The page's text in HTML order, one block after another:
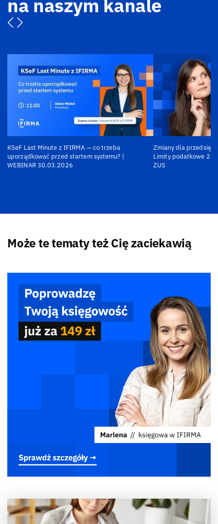
na naszym kanale
KSeF Last Minute z IFIRMA — co trzeba
uporządkować przed startem systemu? |
WEBINAR 30.03.2026
Zmiany dla
Limity podatkowe
ZUS
Może te tematy też Cię zaciekawią